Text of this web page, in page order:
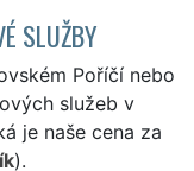
SLUŽBY
Poříčí nebo
služeb v
je naše cena za
).